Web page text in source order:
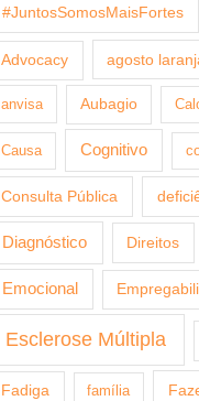
#JuntosSomosMaisFortes
Advocacy agosto
anvisa Aubagio
Causa Cognitivo
Consulta Pública
Diagnóstico Direitos
Emocional
Esclerose Múltipla
Fadiga família